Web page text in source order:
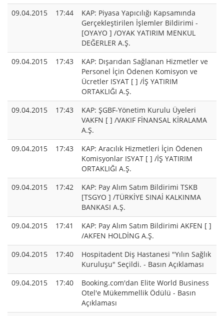
09.04.2015
17:44
KAP: Piyasa Yapıcılığı Kapsamında
Gerçekleştirilen İşlemler Bildirimi -
[OYAYO ] /OYAK YATIRIM MENKUL
DEĞERLER A.Ş.
09.04.2015
17:43
KAP: Dışarıdan Sağlanan Hizmetler ve
Personel İçin Ödenen Komisyon ve
Ücretler ISYAT [ ] /İŞ YATIRIM
ORTAKLIĞI A.Ş.
09.04.2015
17:43
KAP: ŞGBF-Yönetim Kurulu Üyeleri
VAKFN [ ] /VAKIF FİNANSAL KİRALAMA
A.Ş.
09.04.2015
17:43
KAP: Aracılık Hizmetleri İçin Ödenen
Komisyonlar ISYAT [ ] /İŞ YATIRIM
ORTAKLIĞI A.Ş.
09.04.2015
17:42
KAP: Pay Alım Satım Bildirimi TSKB
[TSGYO ] /TÜRKİYE SINAİ KALKINMA
BANKASI A.Ş.
09.04.2015
17:41
KAP: Pay Alım Satım Bildirimi AKFEN [ ]
/AKFEN HOLDİNG A.Ş.
09.04.2015
17:40
Hospitadent Diş Hastanesi "Yılın Sağlık
Kuruluşu" Seçildi. - Basın Açıklaması
09.04.2015
17:40
Booking.com'dan Elite World Business
Otel'e Mükemmellik Ödülü - Basın
Açıklaması